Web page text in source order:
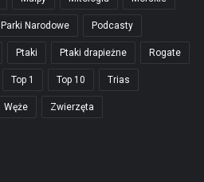
Parki Narodowe Podcasty
Ptaki Ptaki drapieżne Rogate
Top 1 Top 10 Trias
Węże Zwierzęta